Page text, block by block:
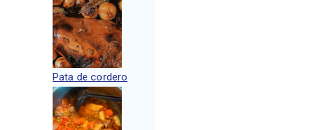
Pata de cordero